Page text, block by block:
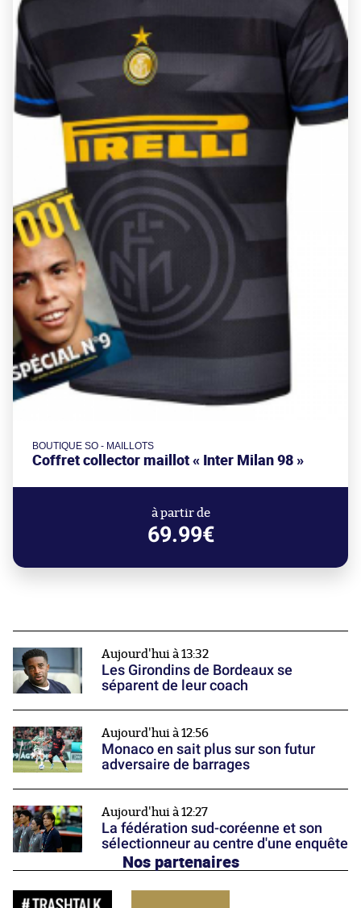
BOUTIQUE SO - MAILLOTS
Coffret collector maillot « Inter Milan 98 »
à partir de
69.99€
Aujourd'hui à 13:32
Les Girondins de Bordeaux se
séparent de leur coach
Aujourd'hui à 12:56
Monaco en sait plus sur son futur
adversaire de barrages
Aujourd'hui à 12:27
La fédération sud-coréenne et son
sélectionneur au centre d'une enquête
Nos partenaires